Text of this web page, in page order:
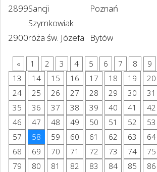
2899Sancji
Szymkowiak
Poznań
2900róża św. Józefa Bytów
« 1 2 3 4 5 6 7 8 9
13
14 15 16 17 18 19 20
24
25 26 27 28 29 30 31
35
36 37 38 39 40 41 42
46
47 48 49 50 51 52 53
57
58 59 60 61 62 63 64
68
69 70 71 72 73 74 75
79
80 81 82 83 84 85 86